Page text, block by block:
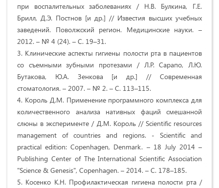
при воспалительных заболеваниях / Н.В. Булкина, Г.Е.
Брилл, Д.Э. Постнов [и др.] // Известия высших учебных
заведений. Поволжский регион. Медицинские науки. –
2012. – № 4 (24). – С. 19–31.
3. Клинические аспекты гигиены полости рта в пациентов
со съемными зубными протезами / Л.Р. Сарапо, Л.Ю.
Бутакова, Ю.А. Зенкова [и др.] // Современная
стоматология. – 2007. – № 2. – С. 113–115.
4. Король Д.М. Применение программного комплекса для
количественного анализа нативных фаций смешанной
слюны в эксперименте / Д.М. Король // Scientific resources
management of countries and regions. - Scientific and
practical edition: Copenhagen, Denmark. – 18 July 2014 –
Publishing Center of The International Scientific Association
"Science & Genesis", Copenhagen. – 2014. – С. 178–185.
5. Косенко К.Н. Профилактическая гигиена полости рта /